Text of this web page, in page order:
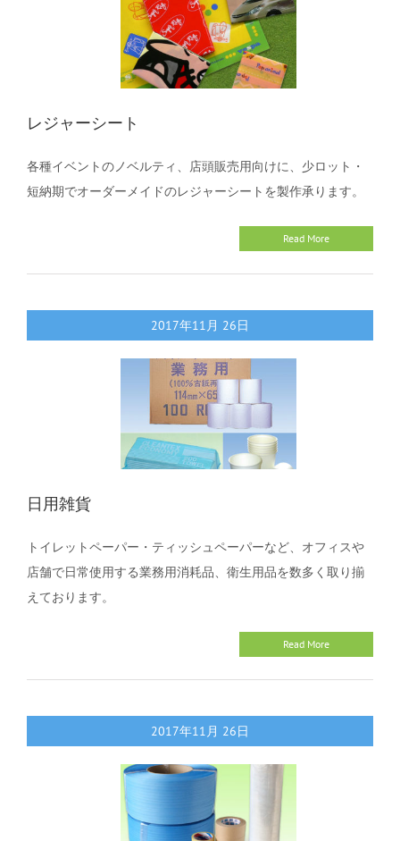
レジャーシート
各種イベントのノベルティ、店頭販売用向けに、少ロット・
短納期でオーダーメイドのレジャーシートを製作承ります。
Read More
2017年11月 26日
日用雑貨
トイレットペーパー・ティッシュペーパーなど、オフィスや
店舗で日常使用する業務用消耗品、衛生用品を数多く取り揃
えております。
Read More
2017年11月 26日